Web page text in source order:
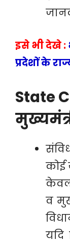
इसे भी देखे :
प्रदेशों के
State
कोई
केवल
व
यदि